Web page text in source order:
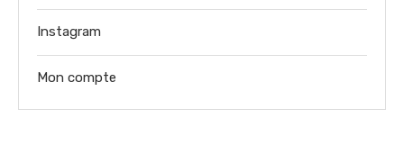
Instagram
Mon compte